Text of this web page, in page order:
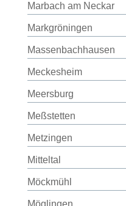
Marbach am Neckar
Markgröningen
Massenbachhausen
Meckesheim
Meersburg
Meßstetten
Metzingen
Mitteltal
Möckmühl
Möglingen